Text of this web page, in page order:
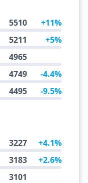
5510 +11%
5211 +5%
4965
4749 -4.4%
4495 -9.5%
3227 +4.1%
3183 +2.6%
3101